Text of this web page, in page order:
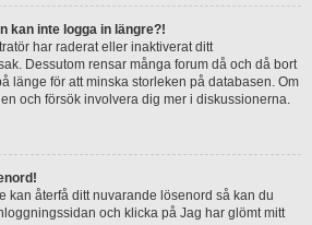
kan inte logga in längre?!
har raderat eller inaktiverat ditt
Dessutom rensar många forum då och då bort
länge för att minska storleken på databasen. Om
och försök involvera dig mer i diskussionerna.
kan återfå ditt nuvarande lösenord så kan du
och klicka på Jag har glömt mitt